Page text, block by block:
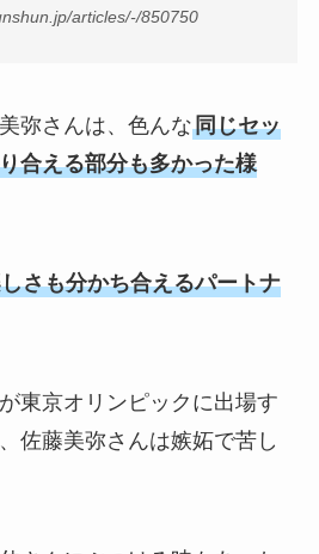
articles/-/850750
弥さんは、色んな同じセッ
合える部分も多かった様
さも分かち合えるパートナ
東京オリンピックに出場す
佐藤美弥さんは嫉妬で苦し